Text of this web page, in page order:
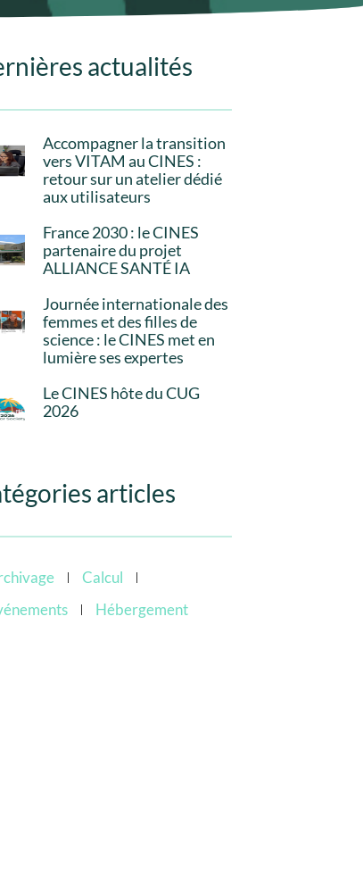
actualités
Accompagner la transition
vers VITAM au CINES :
retour sur un atelier dédié
aux utilisateurs
France 2030 : le CINES
partenaire du projet
ALLIANCE SANTÉ IA
Journée internationale des
femmes et des filles de
science : le CINES met en
lumière ses expertes
Le CINES hôte du CUG
2026
articles
Calcul
Hébergement